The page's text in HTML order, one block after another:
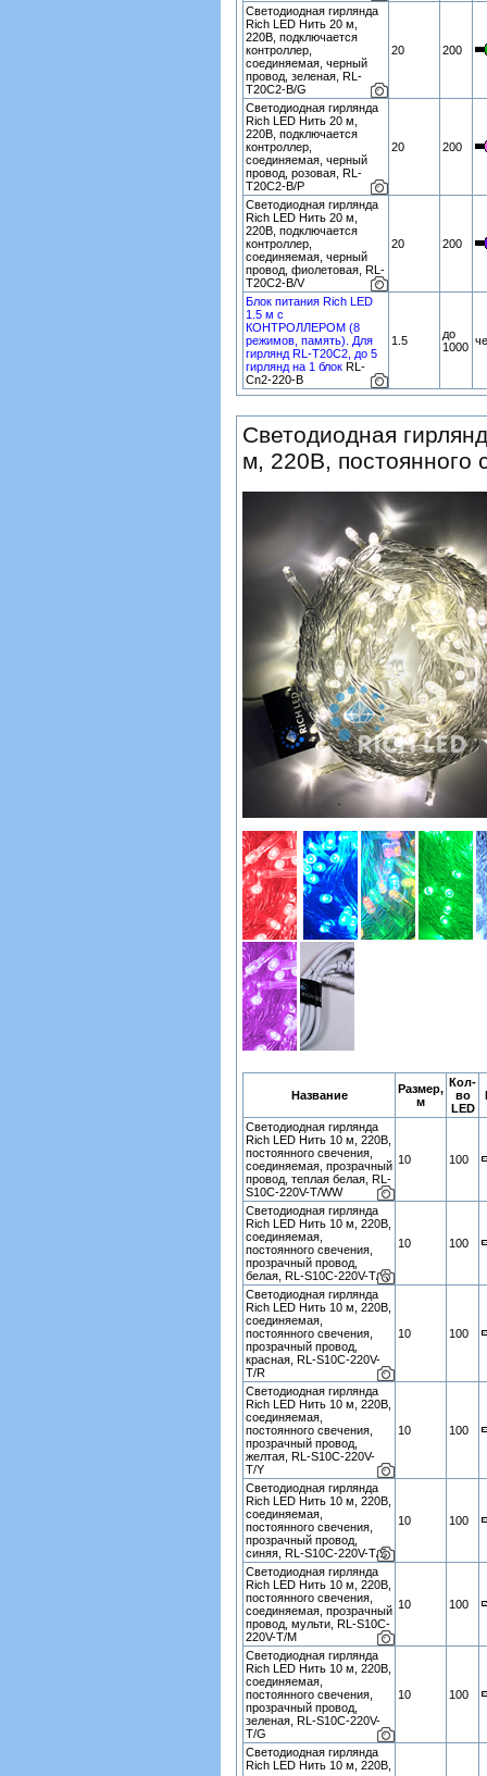
Светодиодная гирлянда
Rich LED Нить 20 м,
220В, подключается
контроллер,
соединяемая, черный
провод, зеленая, RL-
T20C2-B/G
20 200
Светодиодная гирлянда
Rich LED Нить 20 м,
220В, подключается
контроллер,
соединяемая, черный
провод, розовая, RL-
T20C2-B/P
20 200
Светодиодная гирлянда
Rich LED Нить 20 м,
220В, подключается
контроллер,
соединяемая, черный
провод, фиолетовая, RL-
T20C2-B/V
20 200
Блок питания Rich LED
1.5 м с
КОНТРОЛЛЕРОМ (8
режимов, память). Для
гирлянд RL-T20C2, до 5
гирлянд на 1 блок RL-
Cn2-220-B
1.5
до
1000
Светодиодная
м, 220В, постоянного
Название
Размер,
м
Кол-
во
LED
Светодиодная гирлянда
Rich LED Нить 10 м, 220В,
постоянного свечения,
соединяемая, прозрачный
провод, теплая белая, RL-
S10C-220V-T/WW
10 100
Светодиодная гирлянда
Rich LED Нить 10 м, 220В,
соединяемая,
постоянного свечения,
прозрачный провод,
белая, RL-S10C-220V-T/W
10 100
Светодиодная гирлянда
Rich LED Нить 10 м, 220В,
соединяемая,
постоянного свечения,
прозрачный провод,
красная, RL-S10C-220V-
T/R
10 100
Светодиодная гирлянда
Rich LED Нить 10 м, 220В,
соединяемая,
постоянного свечения,
прозрачный провод,
желтая, RL-S10C-220V-
T/Y
10 100
Светодиодная гирлянда
Rich LED Нить 10 м, 220В,
соединяемая,
постоянного свечения,
прозрачный провод,
синяя, RL-S10C-220V-T/B
10 100
Светодиодная гирлянда
Rich LED Нить 10 м, 220В,
постоянного свечения,
соединяемая, прозрачный
провод, мульти, RL-S10C-
220V-T/M
10 100
Светодиодная гирлянда
Rich LED Нить 10 м, 220В,
соединяемая,
постоянного свечения,
прозрачный провод,
зеленая, RL-S10C-220V-
T/G
10 100
Светодиодная гирлянда
Rich LED Нить 10 м, 220В,